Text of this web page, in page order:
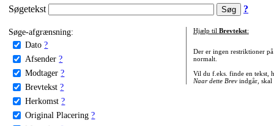
Søgetekst ?
Søge-afgrænsning:
Dato ?
Afsender ?
Modtager ?
Brevtekst ?
Herkomst ?
Original Placering ?
Hjælp til Brevtekst:
Der er ingen restriktioner
normalt.
Vil du f.eks. finde en tekst,
Naar dette Brevindgår, skal